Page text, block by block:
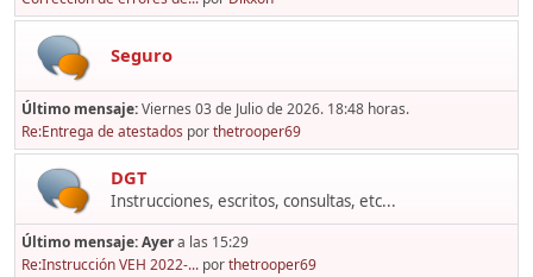
Seguro
Último mensaje:Viernes 03 de Julio de 2026. 18:48 horas.
Re:Entrega de atestados porthetrooper69
DGT
Instrucciones, escritos, consultas, etc...
Último mensaje:Ayera las 15:29
Re:Instrucción VEH 2022-... porthetrooper69